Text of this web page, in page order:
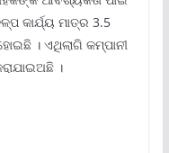
କାର୍ଯ୍ୟ ମାତ୍ର 3.5
। ଏଥିଲାଗି କମ୍ପାନୀ
।